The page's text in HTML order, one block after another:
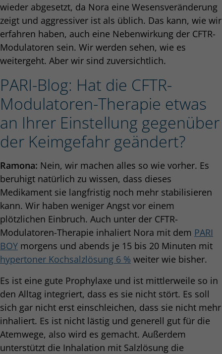
wieder abgesetzt, da Nora eine Wesensveränderung
zeigt und aggressiver ist als üblich. Das kann, wie wir
erfahren haben, auch eine Nebenwirkung der CFTR-
Modulatoren sein. Wir werden sehen, wie es
weitergeht. Aber wir sind zuversichtlich.
PARI-Blog: Hat die CFTR-
Modulatoren-Therapie etwas
an Ihrer Einstellung gegenüber
der Keimgefahr geändert?
Ramona: Nein, wir machen alles so wie vorher. Es
beruhigt natürlich zu wissen, dass dieses
Medikament sie langfristig noch mehr stabilisieren
kann. Wir haben weniger Angst vor einem
plötzlichen Einbruch. Auch unter der CFTR-
Modulatoren-Therapie inhaliert Nora mit dem PARI
BOY morgens und abends je 15 bis 20 Minuten mit
hypertoner Kochsalzlösung 6 % weiter wie bisher.
Es ist eine gute Prophylaxe und ist mittlerweile so in
den Alltag integriert, dass es sie nicht stört. Es soll
sich gar nicht erst einschleichen, dass sie nicht mehr
inhaliert. Es ist nicht lästig und generell gut für die
Atemwege, also wird es gemacht. Außerdem
unterstützt die Inhalation mit Salzlösung die